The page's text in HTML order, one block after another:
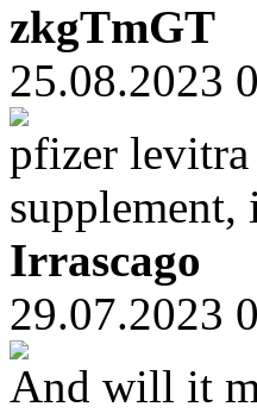
zkgTmGT
25.08.2023
pfizer
supplement,
Irrascago
29.07.2023
And will it